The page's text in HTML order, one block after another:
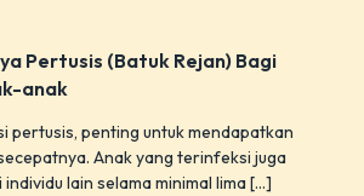
Pertusis (Batuk Rejan) Bagi
anak
pertusis, penting untuk mendapatkan
Anak yang terinfeksi juga
lain selama minimal lima […]